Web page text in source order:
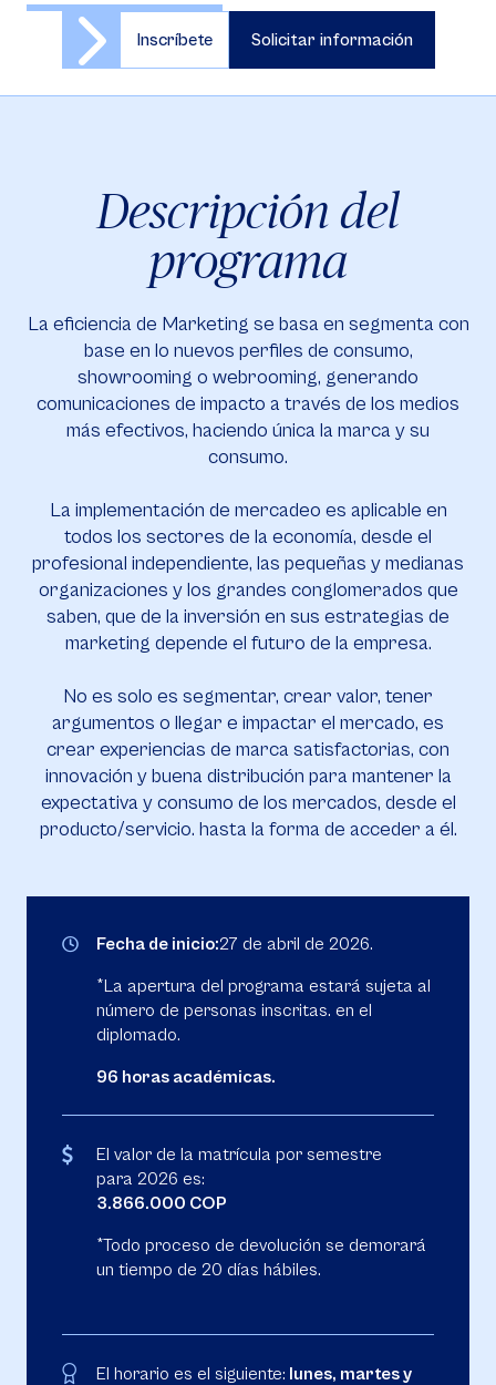
Inscríbete Solicitar información
Descripción del
programa
La eficiencia de Marketing se basa en segmenta con
base en lo nuevos perfiles de consumo,
showrooming o webrooming, generando
comunicaciones de impacto a través de los medios
más efectivos, haciendo única la marca y su
consumo.
La implementación de mercadeo es aplicable en
todos los sectores de la economía, desde el
profesional independiente, las pequeñas y medianas
organizaciones y los grandes conglomerados que
saben, que de la inversión en sus estrategias de
marketing depende el futuro de la empresa.
No es solo es segmentar, crear valor, tener
argumentos o llegar e impactar el mercado, es
crear experiencias de marca satisfactorias, con
innovación y buena distribución para mantener la
expectativa y consumo de los mercados, desde el
producto/servicio. hasta la forma de acceder a él.
Fecha de inicio:27 de abril de 2026.
*La apertura del programa estará sujeta al
número de personas inscritas. en el
diplomado.
96 horas académicas.
El valor de la matrícula por semestre
para 2026 es:
3.866.000 COP
*Todo proceso de devolución se demorará
un tiempo de 20 días hábiles.
El horario es el siguiente: lunes, martes y